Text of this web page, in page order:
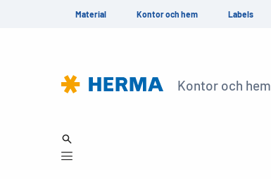
Material Kontor och hem Labels
Kontor och hem